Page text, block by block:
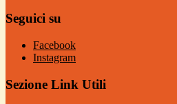
Seguici su
Facebook
Instagram
Sezione Link Utili